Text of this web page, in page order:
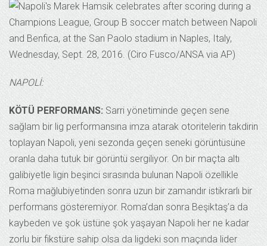
NAPOLİ:
KÖTÜ PERFORMANS: Sarri yönetiminde geçen sene
sağlam bir lig performansına imza atarak otoritelerin takdirin
toplayan Napoli, yeni sezonda geçen seneki görüntüsüne
oranla daha tutuk bir görüntü sergiliyor. On bir maçta altı
galibiyetle ligin beşinci sırasında bulunan Napoli özellikle
Roma mağlubiyetinden sonra uzun bir zamandır istikrarlı bir
performans gösteremiyor. Roma’dan sonra Beşiktaş’a da
kaybeden ve şok üstüne şok yaşayan Napoli her ne kadar
zorlu bir fikstüre sahip olsa da ligdeki son maçında lider